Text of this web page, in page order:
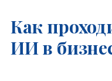
Как
ИИ в